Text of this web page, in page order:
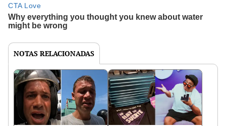
NOTAS RELACIONADAS